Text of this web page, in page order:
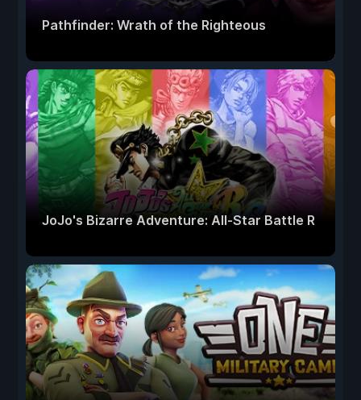
Pathfinder: Wrath of the Righteous
JoJo's Bizarre Adventure: All-Star Battle R